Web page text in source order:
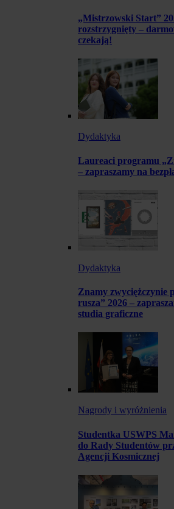
„Mistrzowski Start”
rozstrzygnięty –
czekają!
Dydaktyka
Laureaci programu
– zapraszamy na
Dydaktyka
Znamy zwyciężczynie
rusza” 2026 –
studia graficzne
Nagrody i wyróżnienia
Studentka USWPS
do Rady Studentów
Agencji Kosmicznej